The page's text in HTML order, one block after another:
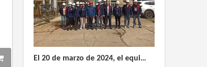
El 20 de marzo de 2024, el equipo dirigido por el Director Técnico de Weyeah Power visitó el gran vertedero de basura en Yangluo, Wuhan, para realizar una inspección del proyecto.
El 20 de marzo de 2024, el equipo de la